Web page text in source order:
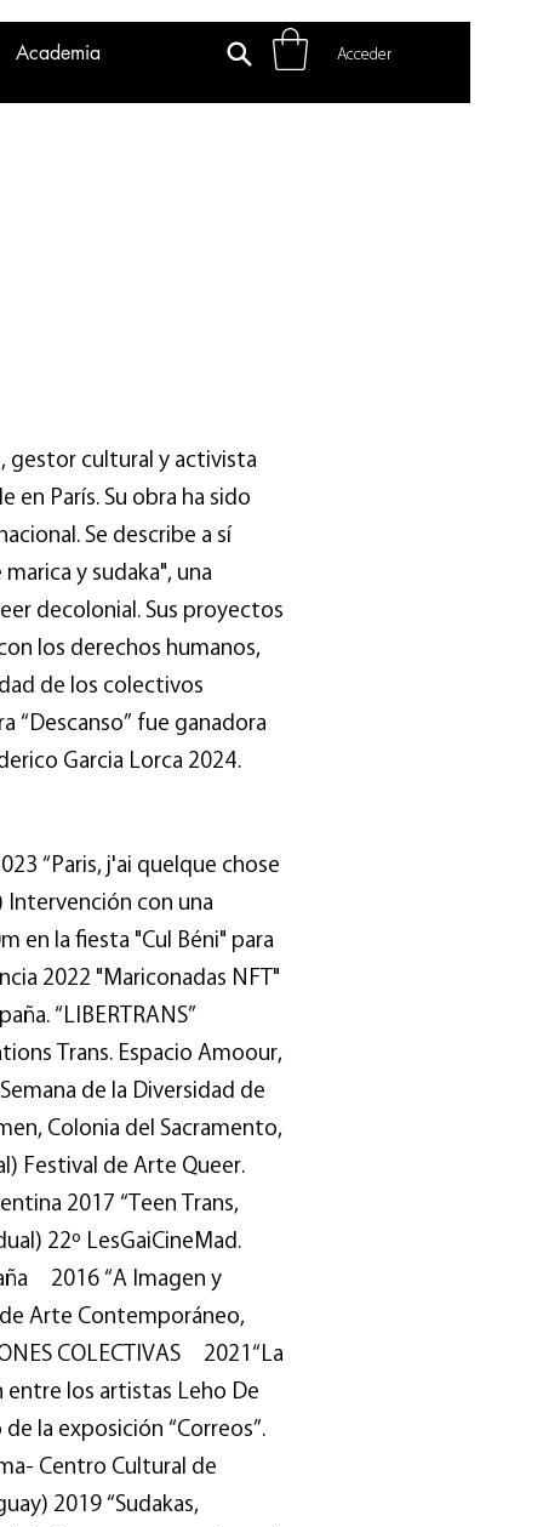
Academia Acceder
gestor cultural y activista
en París. Su obra ha sido
Se describe a sí
y sudaka", una
decolonial. Sus proyectos
los derechos humanos,
de los colectivos
“Descanso” fue ganadora
Garcia Lorca 2024.
“Paris, j'ai quelque chose
Intervención con una
en la fiesta "Cul Béni" para
2022 "Mariconadas NFT"
“LIBERTRANS”
Trans. Espacio Amoour,
de la Diversidad de
Colonia del Sacramento,
Festival de Arte Queer.
2017 “Teen Trans,
22º LesGaiCineMad.
2016 “A Imagen y
Arte Contemporáneo,
COLECTIVAS 2021“La
entre los artistas Leho De
la exposición “Correos”.
Centro Cultural de
2019 “Sudakas,